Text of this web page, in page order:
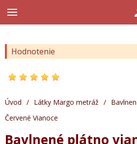
Hodnotenie
Úvod / Látky Margo metráž /
Červené Vianoce
Bavlnené plátno